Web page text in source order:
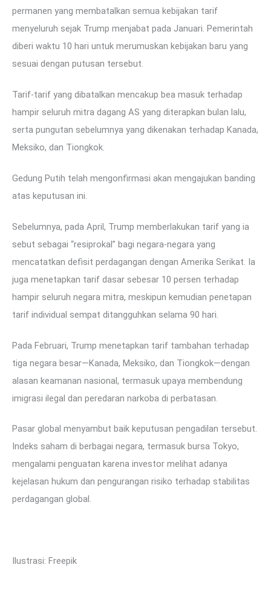
permanen yang membatalkan semua kebijakan tarif
menyeluruh sejak Trump menjabat pada Januari. Pemerintah
diberi waktu 10 hari untuk merumuskan kebijakan baru yang
sesuai dengan putusan tersebut.
Tarif-tarif yang dibatalkan mencakup bea masuk terhadap
hampir seluruh mitra dagang AS yang diterapkan bulan lalu,
serta pungutan sebelumnya yang dikenakan terhadap Kanada,
Meksiko, dan Tiongkok.
Gedung Putih telah mengonfirmasi akan mengajukan banding
atas keputusan ini.
Sebelumnya, pada April, Trump memberlakukan tarif yang ia
sebut sebagai “resiprokal” bagi negara-negara yang
mencatatkan defisit perdagangan dengan Amerika Serikat. Ia
juga menetapkan tarif dasar sebesar 10 persen terhadap
hampir seluruh negara mitra, meskipun kemudian penetapan
tarif individual sempat ditangguhkan selama 90 hari.
Pada Februari, Trump menetapkan tarif tambahan terhadap
tiga negara besar—Kanada, Meksiko, dan Tiongkok—dengan
alasan keamanan nasional, termasuk upaya membendung
imigrasi ilegal dan peredaran narkoba di perbatasan.
Pasar global menyambut baik keputusan pengadilan tersebut.
Indeks saham di berbagai negara, termasuk bursa Tokyo,
mengalami penguatan karena investor melihat adanya
kejelasan hukum dan pengurangan risiko terhadap stabilitas
perdagangan global.
Ilustrasi: Freepik